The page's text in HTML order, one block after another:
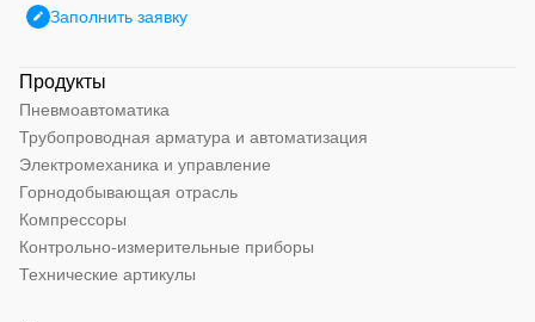
Заполнить заявку
Продукты
Пневмоавтоматика
Трубопроводная арматура и автоматизация
Электромеханика и управление
Горнодобывающая отрасль
Компрессоры
Контрольно-измерительные приборы
Технические артикулы